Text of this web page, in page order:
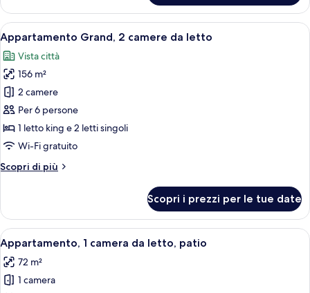
1
letto
king
(Verandah)
Apri
tutte
le
foto
per
Appartamento
Grand,
2
camere
da
Una camera d'albergo con un letto,
10
Appartamento Grand, 2 camere da letto
Vista città
156 m²
2 camere
Per 6 persone
1 letto king e 2 letti singoli
Wi-Fi gratuito
Scopri di più
Altri
Grand,
camere
da
letto
Scopri i prezzi per le tue date
Apri
tutte
le
foto
Una camera d'albergo con un letto
10
Appartamento, 1 camera da letto, patio
72 m²
1 camera